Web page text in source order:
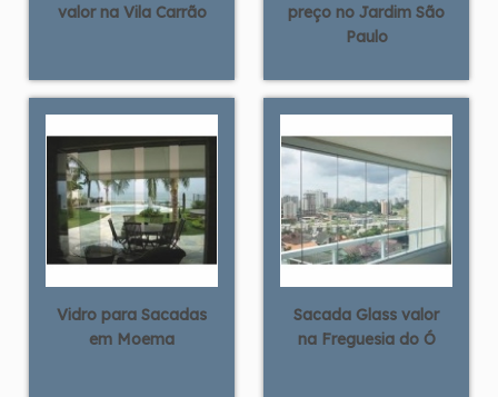
valor na Vila Carrão
preço no Jardim São
Paulo
Vidro para Sacadas
em Moema
Sacada Glass valor
na Freguesia do Ó